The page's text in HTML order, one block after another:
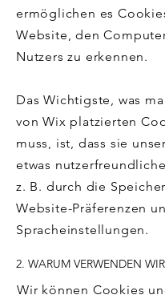
ermöglichen es
Website, den
Nutzers zu erkennen.
Das Wichtigste, was
von Wix platzierten
muss, ist, dass sie
etwas
z. B. durch die
Website-Präferenzen
Spracheinstellungen.
2. WARUM VERWENDEN
Wir können Cookies